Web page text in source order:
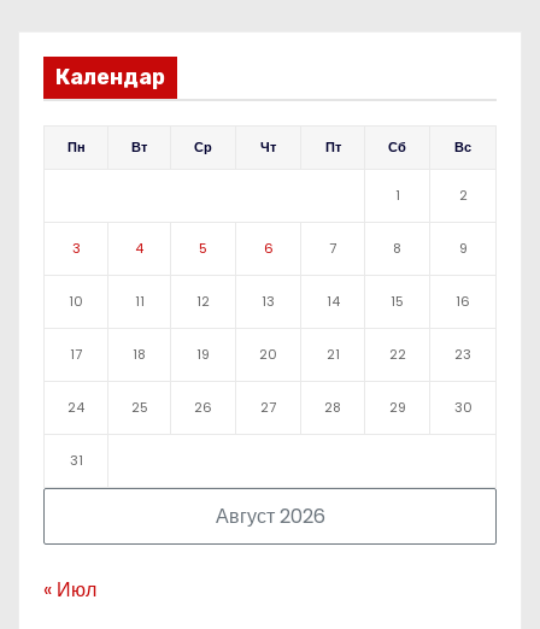
Календар
Август 2026
Пн Вт Ср Чт Пт Сб Вс
1 2
3 4 5 6 7 8 9
10 11 12 13 14 15 16
17 18 19 20 21 22 23
24 25 26 27 28 29 30
31
« Июл